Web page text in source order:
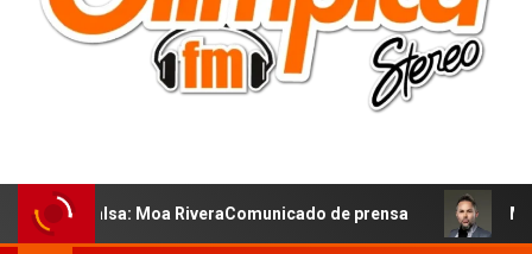
Moa RiveraComunicado de prensa MARCOS